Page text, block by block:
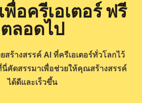
พื่อครีเอเตอร์ ฟรี
ตลอดไป
ร้างสรรค์ AI ที่ครีเอเตอร์ทั่วโลกไว้
คัดสรรมาเพื่อช่วยให้คุณสร้างสรรค์
ได้ดีและเร็วขึ้น